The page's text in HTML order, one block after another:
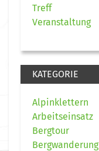
Treff
Veranstaltung
KATEGORIE
Alpinklettern
Arbeitseinsatz
Bergtour
Bergwanderung